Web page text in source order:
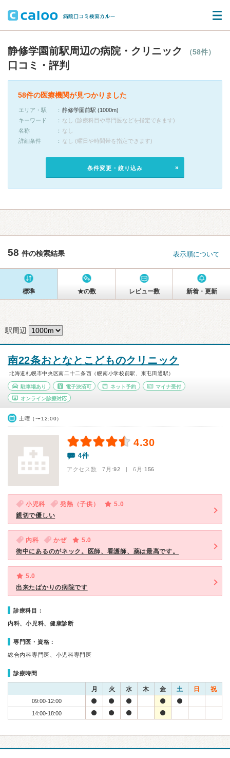
静修学園前駅周辺の病院・クリニック （58件）
口コミ・評判
58件の医療機関が見つかりました
エリア・駅
静修学園前駅 (1000m)
キーワード
なし (診療科目や専門医などを指定できます)
名称
なし
詳細条件
なし (曜日や時間帯を指定できます)
条件変更・絞り込み
58 件の検索結果 表示順について
標準 ★の数 レビュー数 新着・更新
駅周辺
南22条おとなとこどものクリニック
北海道札幌市中央区南二十二条西（幌南小学校前駅、東屯田通駅）
駐車場あり 電子決済可 ネット予約 マイナ受付
オンライン診療対応
土曜（〜12:00）
4.30
4件
アクセス数 7月:92 | 6月:156
小児科 発熱（子供）
5.0
親切で優しい
内科 かぜ
5.0
街中にあるのがネック。医師、看護師、薬は最高です。
5.0
出来たばかりの病院です
診療科目：
内科、小児科、健康診断
専門医・資格：
総合内科専門医、小児科専門医
診療時間
月 火 水 木 金 土 日 祝
09:00-12:00
14:00-18:00